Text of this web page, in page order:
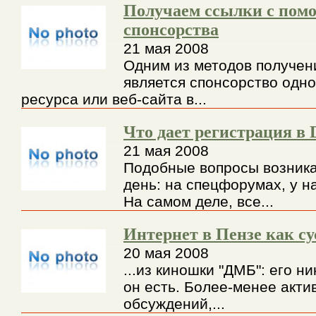
Получаем ссылки с
спонсорства
21 мая 2008
Одним из методов
является спонсорство
ресурса или веб-сайта в...
Что дает регистрация
21 мая 2008
Подобные вопросы
день: на спецфорумах, у
На самом деле, все...
Интернет в Пензе как
20 мая 2008
...из киношки "ДМБ": его
он есть. Более-менее
обсуждений,...